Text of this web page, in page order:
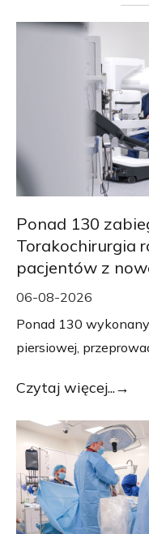
Ponad 130
Torakochirurgia
pacjentów z
06-08-2026
Ponad 130
piersiowej,
Czytaj więcej...